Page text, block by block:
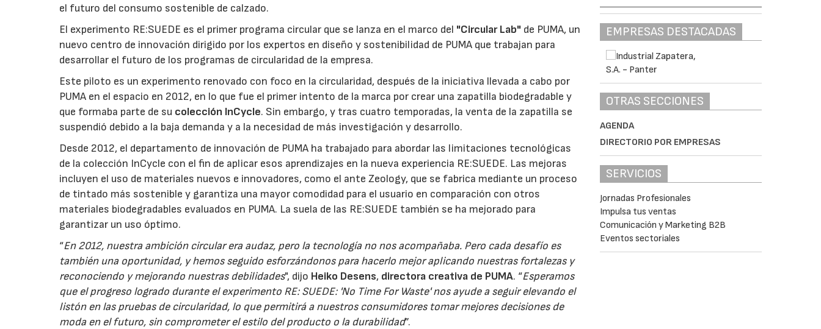
el futuro del consumo sostenible de calzado.
El experimento RE:SUEDE es el primer programa circular que se lanza en el marco del "Circular Lab" de PUMA, un
nuevo centro de innovación dirigido por los expertos en diseño y sostenibilidad de PUMA que trabajan para
desarrollar el futuro de los programas de circularidad de la empresa.
Este piloto es un experimento renovado con foco en la circularidad, después de la iniciativa llevada a cabo por
PUMA en el espacio en 2012, en lo que fue el primer intento de la marca por crear una zapatilla biodegradable y
que formaba parte de su colección InCycle. Sin embargo, y tras cuatro temporadas, la venta de la zapatilla se
suspendió debido a la baja demanda y a la necesidad de más investigación y desarrollo.
Desde 2012, el departamento de innovación de PUMA ha trabajado para abordar las limitaciones tecnológicas
de la colección InCycle con el fin de aplicar esos aprendizajes en la nueva experiencia RE:SUEDE. Las mejoras
incluyen el uso de materiales nuevos e innovadores, como el ante Zeology, que se fabrica mediante un proceso
de tintado más sostenible y garantiza una mayor comodidad para el usuario en comparación con otros
materiales biodegradables evaluados en PUMA. La suela de las RE:SUEDE también se ha mejorado para
garantizar un uso óptimo.
“En 2012, nuestra ambición circular era audaz, pero la tecnología no nos acompañaba. Pero cada desafío es
también una oportunidad, y hemos seguido esforzándonos para hacerlo mejor aplicando nuestras fortalezas y
reconociendo y mejorando nuestras debilidades", dijo Heiko Desens, directora creativa de PUMA. “Esperamos
que el progreso logrado durante el experimento RE: SUEDE: 'No Time For Waste' nos ayude a seguir elevando el
listón en las pruebas de circularidad, lo que permitirá a nuestros consumidores tomar mejores decisiones de
moda en el futuro, sin comprometer el estilo del producto o la durabilidad”.
EMPRESAS DESTACADAS
OTRAS SECCIONES
AGENDA
DIRECTORIO POR EMPRESAS
SERVICIOS
Jornadas Profesionales
Impulsa tus ventas
Comunicación y Marketing B2B
Eventos sectoriales